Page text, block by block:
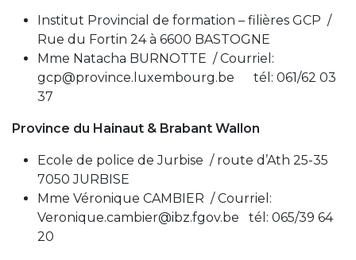
Institut Provincial de formation – filières GCP /
Rue du Fortin 24 à 6600 BASTOGNE
Mme Natacha BURNOTTE / Courriel:
gcp@province.luxembourg.be tél: 061/62 03
37
Province du Hainaut & Brabant Wallon
Ecole de police de Jurbise / route d’Ath 25-35
7050 JURBISE
Mme Véronique CAMBIER / Courriel:
Veronique.cambier@ibz.fgov.be tél: 065/39 64
20